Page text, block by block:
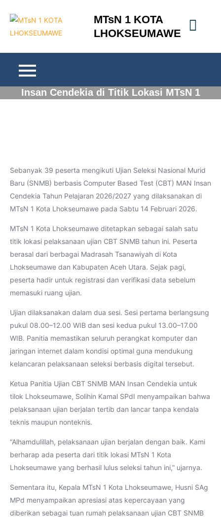
content
MTsN 1 KOTA
LHOKSEUMAWE
39 Peserta Ikuti Ujian CBT SNMB MAN
Insan Cendekia di Titik Lokasi MTsN 1
Sebanyak 39 peserta mengikuti Ujian Seleksi Nasional Murid
Baru (SNMB) berbasis Computer Based Test (CBT) MAN Insan
Cendekia Tahun Pelajaran 2026/2027 yang dilaksanakan di
MTsN 1 Kota Lhokseumawe pada Sabtu 14 Februari 2026.
MTsN 1 Kota Lhokseumawe ditetapkan sebagai salah satu
titik lokasi pelaksanaan ujian CBT SNMB tahun ini. Peserta
berasal dari berbagai Madrasah Tsanawiyah di Kota
Lhokseumawe dan Kabupaten Aceh Utara. Sejak pagi,
peserta hadir untuk registrasi dan verifikasi data sebelum
memasuki ruang ujian.
Ujian dilaksanakan dalam dua sesi. Sesi pertama berlangsung
pukul 08.00–12.00 WIB dan sesi kedua pukul 13.00–17.00
WIB. Panitia memastikan seluruh perangkat komputer dan
jaringan internet dalam kondisi optimal guna mendukung
kelancaran pelaksanaan seleksi berbasis digital tersebut.
Ketua Panitia Ujian CBT SNMB MAN Insan Cendekia untuk
tilok Lhokseumawe, Solihin Kamal SPdI menyampaikan bahwa
pelaksanaan ujian berjalan tertib dan lancar tanpa kendala
teknis maupun nonteknis.
“Alhamdulillah, pelaksanaan ujian berjalan dengan baik. Kami
berharap ada peserta dari titik lokasi MTsN 1 Kota
Lhokseumawe yang berhasil lulus seleksi tahun ini,” ujarnya.
Sementara itu, Kepala MTsN 1 Kota Lhokseumawe, Husni SAg
MPd menyampaikan apresiasi atas kepercayaan yang
diberikan sebagai tuan rumah pelaksanaan ujian CBT SNMB